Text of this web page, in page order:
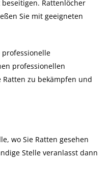
Rattenlöcher
Sie mit geeigneten
professionelle
professionellen
zu bekämpfen und
wo Sie Ratten gesehen
Stelle veranlasst dann